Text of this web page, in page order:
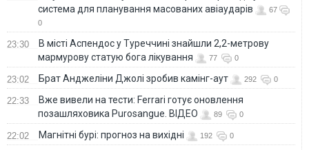
система для планування масованих авіаударів
67
0
23:30
В місті Аспендос у Туреччині знайшли 2,2-метрову
мармурову статую бога лікування
77 0
23:02 Брат Анджеліни Джолі зробив камінг-аут 292 0
22:33
Вже вивели на тести: Ferrari готує оновлення
позашляховика Purosangue. ВІДЕО
89 0
22:02 Магнітні бурі: прогноз на вихідні 192 0